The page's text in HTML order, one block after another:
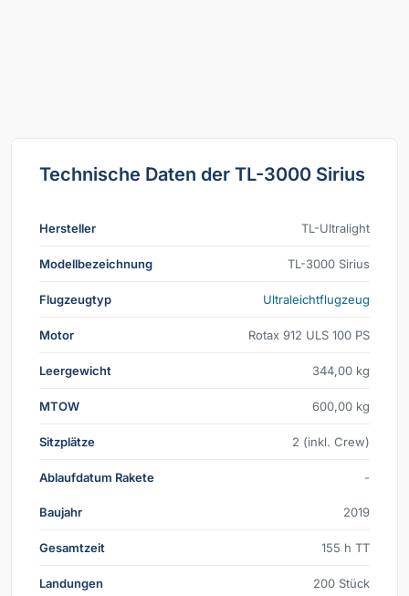
Technische Daten der TL-3000 Sirius
Hersteller TL-Ultralight
Modellbezeichnung TL-3000 Sirius
Flugzeugtyp Ultraleichtflugzeug
Motor Rotax 912 ULS 100 PS
Leergewicht 344,00 kg
MTOW 600,00 kg
Sitzplätze 2 (inkl. Crew)
Ablaufdatum Rakete -
Baujahr 2019
Gesamtzeit 155 h TT
Landungen 200 Stück